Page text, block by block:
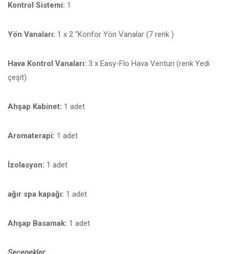
Kontrol Sistemi: 1
Yön Vanaları: 1 x 2 “Konfor Yön Vanalar (7 renk )
Hava Kontrol Vanaları: 3 x Easy-Flo Hava Venturi (renk Yedi
çeşit)
Ahşap Kabinet: 1 adet
Aromaterapi: 1 adet
İzolasyon: 1 adet
ağır spa kapağı: 1 adet
Ahşap Basamak: 1 adet